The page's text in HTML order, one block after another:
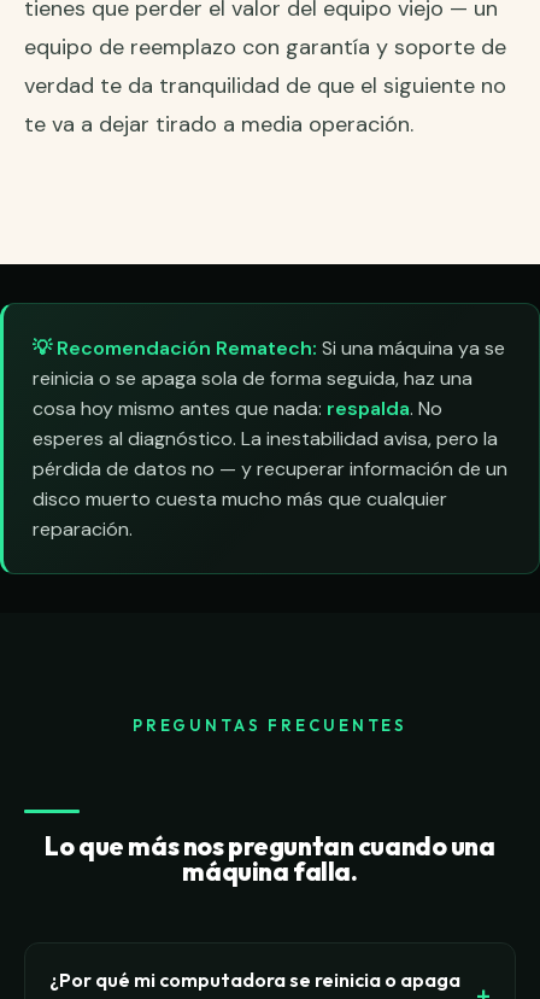
tienes que perder el valor del equipo viejo — un
equipo de reemplazo con garantía y soporte de
verdad te da tranquilidad de que el siguiente no
te va a dejar tirado a media operación.
💡 Recomendación Rematech: Si una máquina ya se
reinicia o se apaga sola de forma seguida, haz una
cosa hoy mismo antes que nada: respalda. No
esperes al diagnóstico. La inestabilidad avisa, pero la
pérdida de datos no — y recuperar información de un
disco muerto cuesta mucho más que cualquier
reparación.
PREGUNTAS FRECUENTES
Lo que más nos preguntan cuando una
máquina falla.
¿Por qué mi computadora se reinicia o apaga